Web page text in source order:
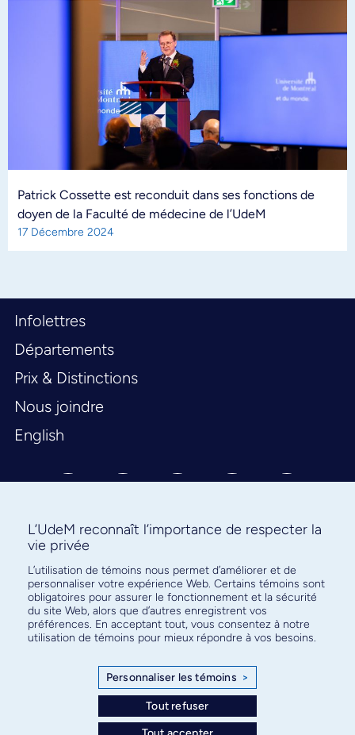
Patrick Cossette est reconduit dans ses fonctions de
doyen de la Faculté de médecine de l’UdeM
17 Décembre 2024
Infolettres
Départements
Prix & Distinctions
Nous joindre
English
Abonnez-vous à notre infolettre
pour connaître l’actualité facultaire
L’UdeM reconnaît l’importance de respecter la
vie privée
L’utilisation de témoins nous permet d’améliorer et de
personnaliser votre expérience Web. Certains témoins sont
obligatoires pour assurer le fonctionnement et la sécurité
du site Web, alors que d’autres enregistrent vos
préférences. En acceptant tout, vous consentez à notre
utilisation de témoins pour mieux répondre à vos besoins.
Personnaliser les témoins >
Tout refuser